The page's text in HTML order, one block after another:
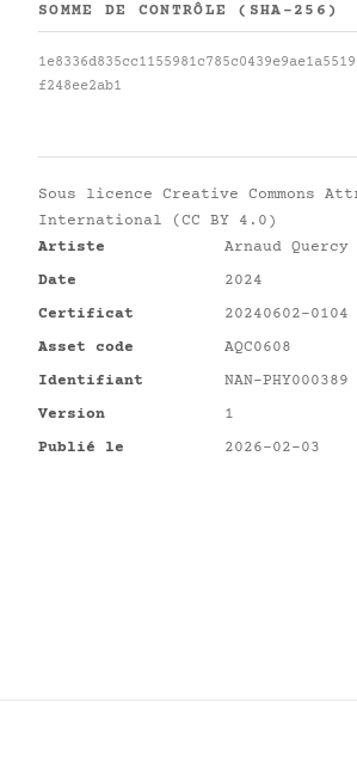
SOMME DE CONTRÔLE (SHA-256)
f248ee2ab1
Sous licence Creative Commons
International (CC BY 4.0)
Artiste
Arnaud Quercy
Date
2024
Certificat
20240602-0104
Asset code
AQC0608
Identifiant
NAN-PHY000389
Version
1
Publié le
2026-02-03